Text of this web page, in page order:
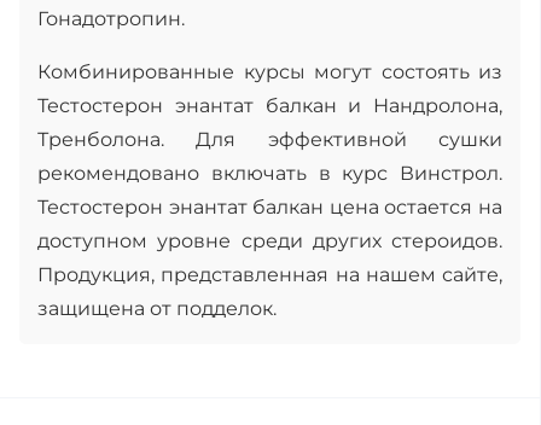
Гонадотропин.
Комбинированные курсы могут состоять из
Тестостерон энантат балкан и Нандролона,
Тренболона. Для эффективной сушки
рекомендовано включать в курс Винстрол.
Тестостерон энантат балкан цена остается на
доступном уровне среди других стероидов.
Продукция, представленная на нашем сайте,
защищена от подделок.